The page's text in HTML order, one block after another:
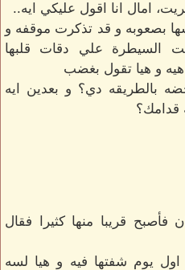
امال انا اقول عليكي ايه..
بصعوبه و قد تذكرت موقفه و
السيطرة علي دقات قلبها
و هيا تقول بغضب
بالطريقه دي؟ و بعدين ايه
قدامك؟
قريبا منها كثيرا فقال
يوم شفتها فيه و هيا لسه